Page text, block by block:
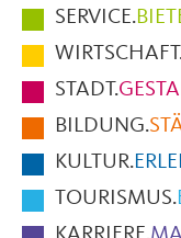
Hauptmenüpunkte
im
Fußbereich
der
Seite
SERVICE.
STADT.
BILDUNG.
KULTUR.
TOURISMUS.